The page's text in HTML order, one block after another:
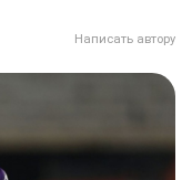
Написать автору